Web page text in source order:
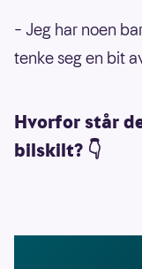
– Jeg har noen
tenke seg en bit
Hvorfor står
bilskilt? 👇